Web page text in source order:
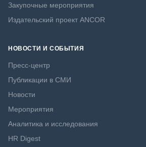
Закупочные мероприятия
Издательский проект ANCOR
НОВОСТИ И СОБЫТИЯ
Пресс-центр
Публикации в СМИ
Новости
Мероприятия
Аналитика и исследования
HR Digest